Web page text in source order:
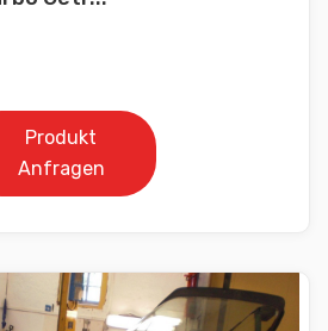
Produkt
Anfragen